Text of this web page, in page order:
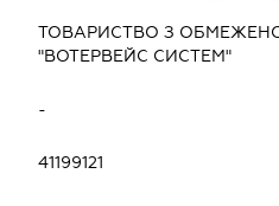
ТОВАРИСТВО З
"ВОТЕРВЕЙС СИСТЕМ"
-
41199121